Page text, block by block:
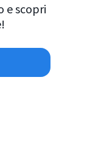
e scopri